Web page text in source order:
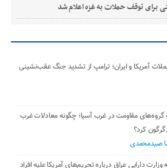
برای توقف حملات به غزه اعلام شد
آمریکا و ایران؛ ترامپ از تشدید جنگ عقب‌نشینی
گروه‌های مقاومت در غرب آسیا؛ چگونه معادلات غرب
کرد؟
صیدمحمدی
وزارت دارایی عراق درباره تحریم‌های آمریکا علیه افراد